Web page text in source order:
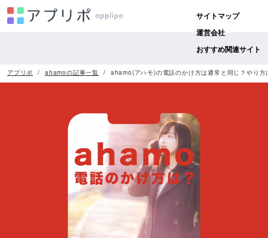
サイトマップ
運営会社
おすすめ関連サイト
アプリポ ahamoの記事一覧 ahamo(アハモ)の電話のかけ方は通常と同じ？やり方